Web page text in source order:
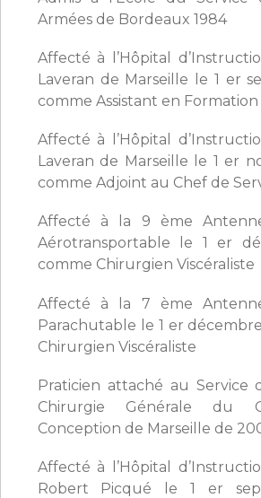
Armées de Bordeaux 1984
Affecté à l’Hôpital
Laveran de Marseille le 1 er
comme Assistant en Formation
Affecté à l’Hôpital
Laveran de Marseille le 1 er
comme Adjoint au Chef de
Affecté à la 9 ème
Aérotransportable le 1 er
comme Chirurgien Viscéraliste
Affecté à la 7 ème
Parachutable le 1 er
Chirurgien Viscéraliste
Praticien attaché au Service
Chirurgie Générale du
Conception de Marseille de
Affecté à l’Hôpital
Robert Picqué le 1 er